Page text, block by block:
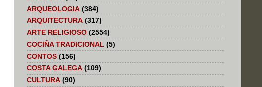
ARQUEOLOGIA (384)
ARQUITECTURA (317)
ARTE RELIGIOSO (2554)
COCIÑA TRADICIONAL (5)
CONTOS (156)
COSTA GALEGA (109)
CULTURA (90)